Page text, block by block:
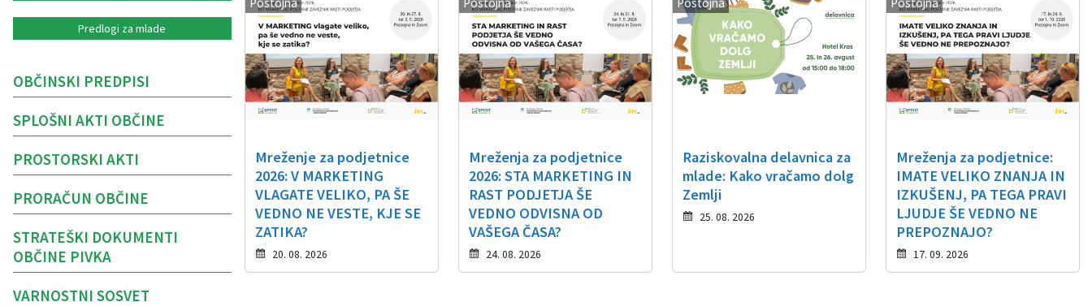
Postojna
Mreženje za podjetnice
2026: V MARKETING
VLAGATE VELIKO, PA ŠE
VEDNO NE VESTE, KJE SE
ZATIKA?
20. 08. 2026
Postojna
Mreženja za podjetnice
2026: STA MARKETING IN
RAST PODJETJA ŠE
VEDNO ODVISNA OD
VAŠEGA ČASA?
24. 08. 2026
Postojna
Raziskovalna delavnica za
mlade: Kako vračamo dolg
Zemlji
25. 08. 2026
Postojna
Mreženja za podjetnice:
IMATE VELIKO ZNANJA IN
IZKUŠENJ, PA TEGA PRAVI
LJUDJE ŠE VEDNO NE
PREPOZNAJO?
17. 09. 2026
Predlogi za mlade
OBČINSKI PREDPISI
SPLOŠNI AKTI OBČINE
PROSTORSKI AKTI
PRORAČUN OBČINE
STRATEŠKI DOKUMENTI
OBČINE PIVKA
VARNOSTNI SOSVET